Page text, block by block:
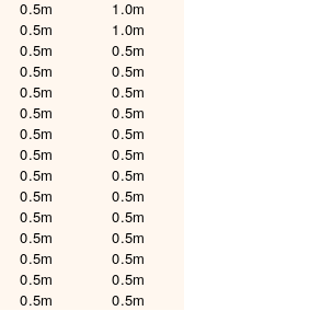
0.5m
0.5m
0.5m
0.5m
0.5m
0.5m
0.5m
0.5m
0.5m
0.5m
0.5m
0.5m
0.5m
0.5m
0.5m
1.0m
1.0m
0.5m
0.5m
0.5m
0.5m
0.5m
0.5m
0.5m
0.5m
0.5m
0.5m
0.5m
0.5m
0.5m